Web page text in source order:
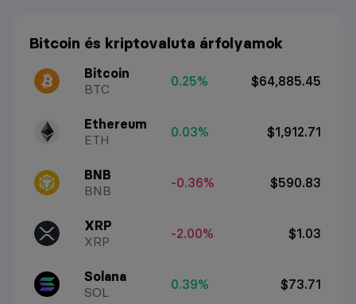
Bitcoin és kriptovaluta árfolyamok
Bitcoin
BTC
0.25% $64,885.45
Ethereum
ETH
0.03% $1,912.71
BNB
BNB
-0.36% $590.83
XRP
XRP
-2.00% $1.03
Solana
SOL
0.39% $73.71